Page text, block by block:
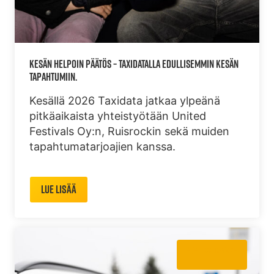
KESÄN HELPOIN PÄÄTÖS – TAXIDATALLA EDULLISEMMIN KESÄN
TAPAHTUMIIN.
Kesällä 2026 Taxidata jatkaa ylpeänä
pitkäaikaista yhteistyötään United
Festivals Oy:n, Ruisrockin sekä muiden
tapahtumatarjoajien kanssa.
Lue lisää